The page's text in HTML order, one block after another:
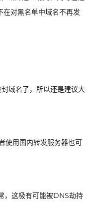
对黑名单中域名不再发
域名了，所以还是建议大
使用国内转发服务器也可
，这极有可能被DNS劫持